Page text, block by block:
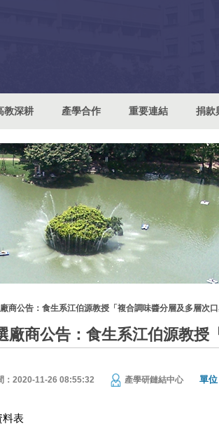
教深耕 產學合作 重要連結 捐款
商公告：食生系江伯源教授「複合調味醬分層及多層次口
廠商公告：食生系江伯源教授
：2020-11-26 08:55:32 產學研鏈結中心 單位
料表